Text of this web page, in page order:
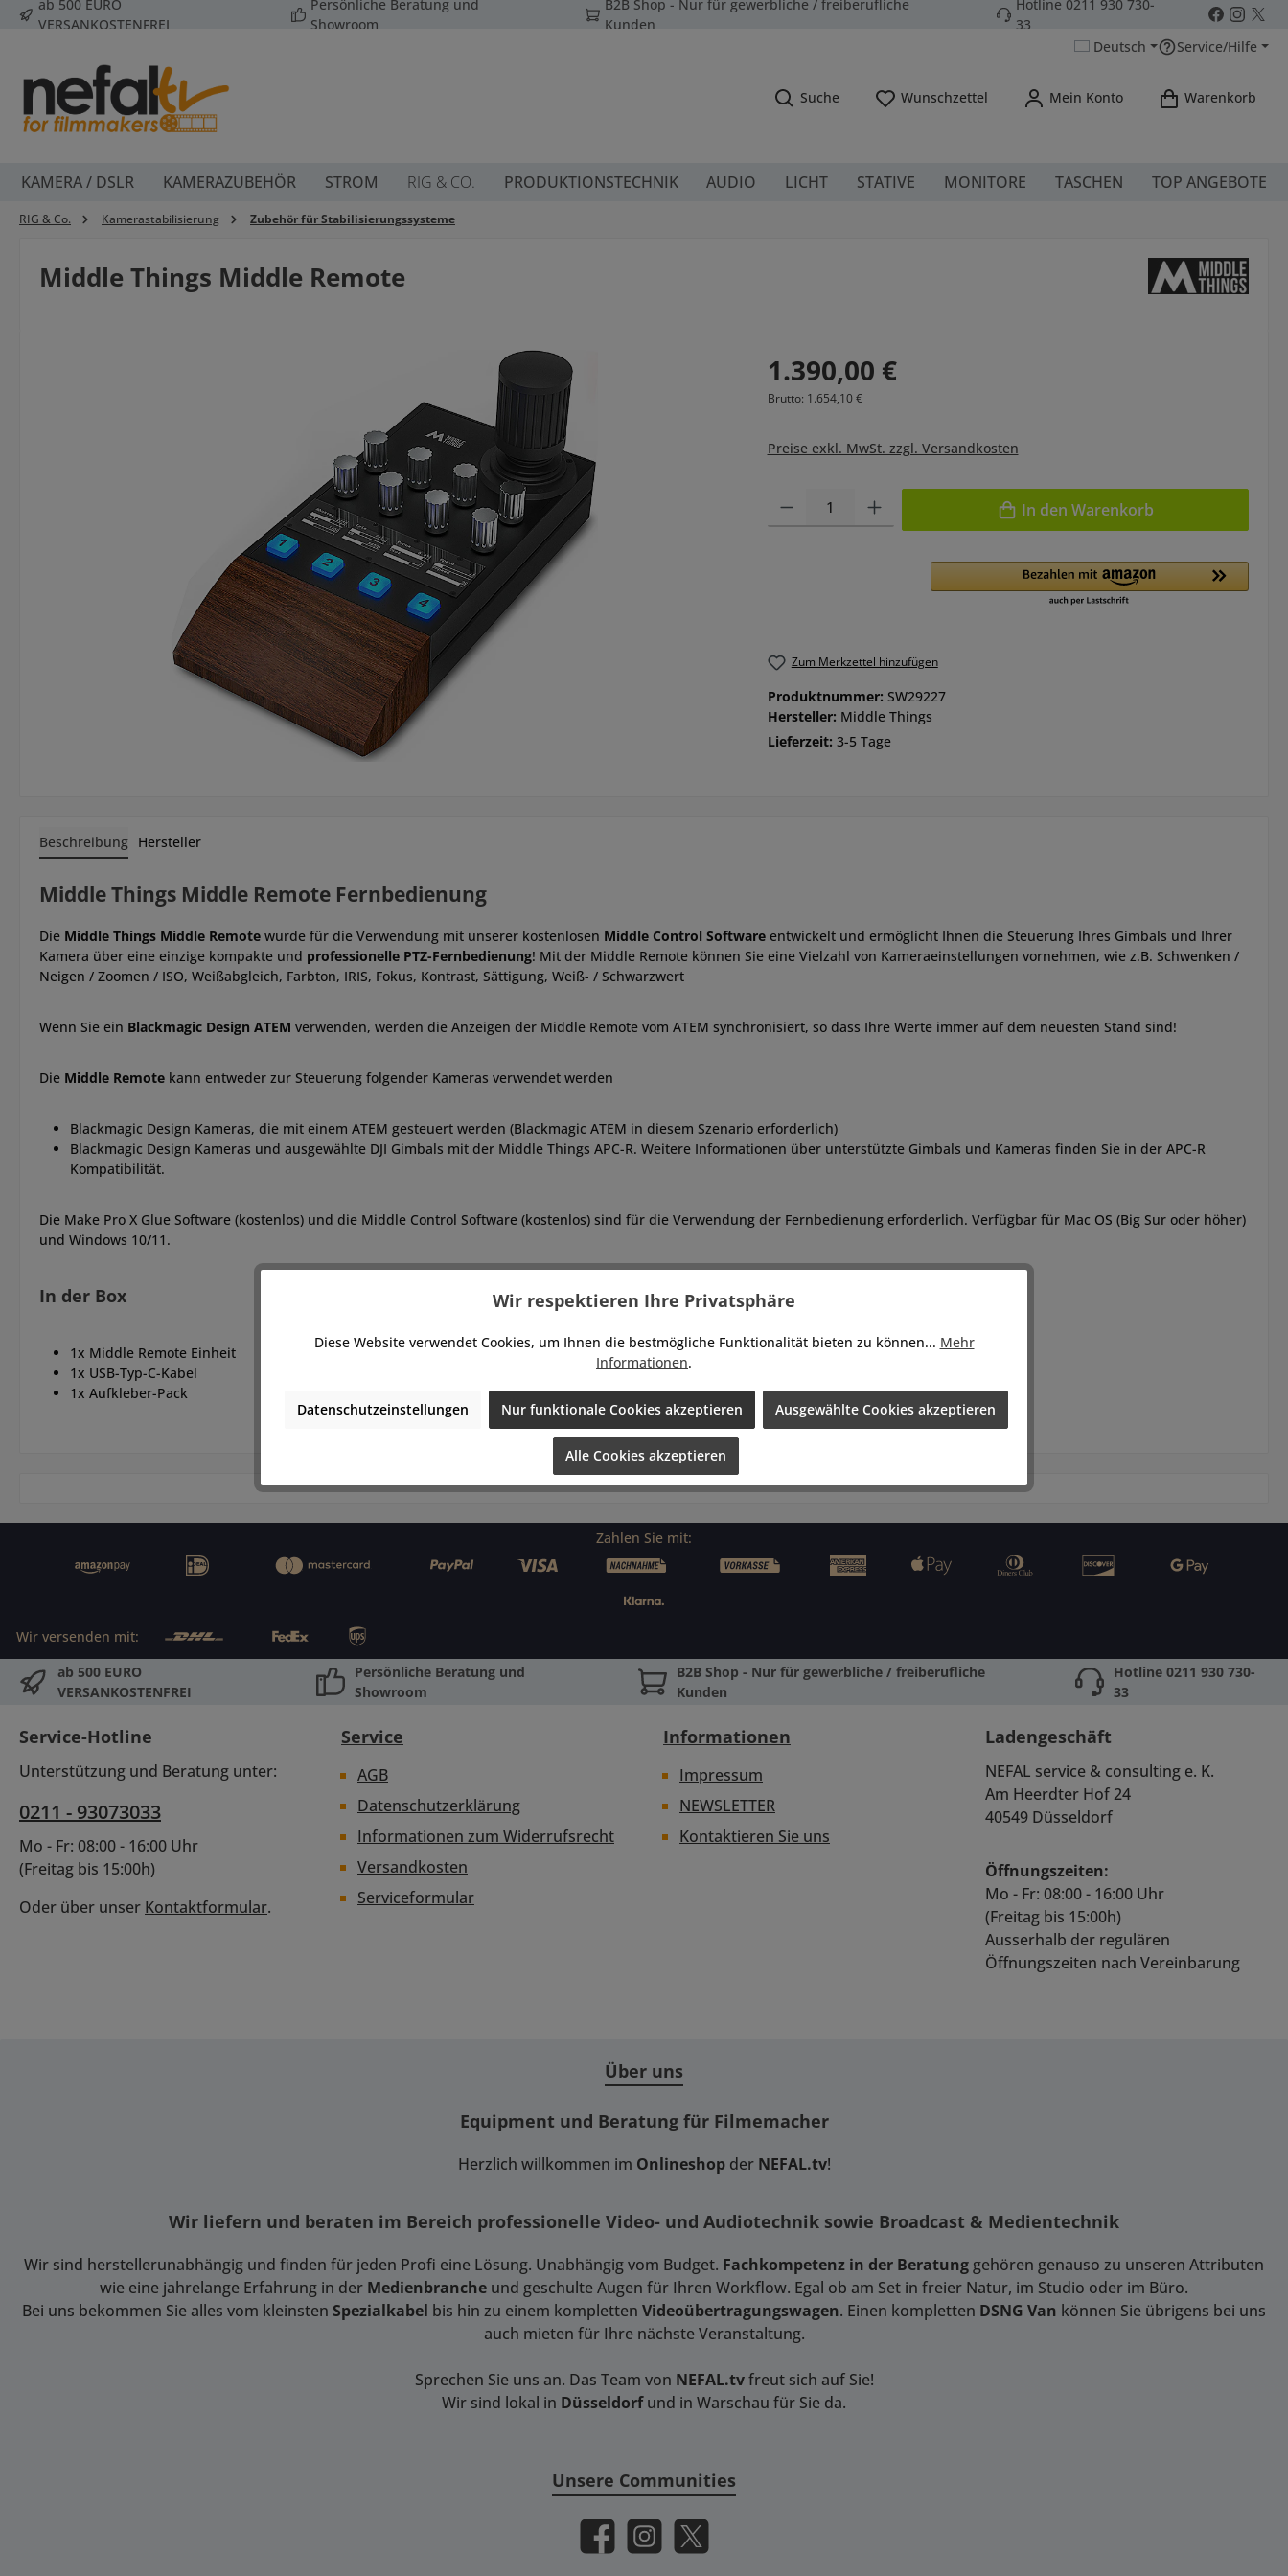
Hauptinhalt springen
Zur Suche springen
Zur Hauptnavigation springen
ab 500 EURO
VERSANKOSTENFREI
Persönliche Beratung und
Showroom
B2B Shop - Nur für gewerbliche / freiberufliche
Kunden
Hotline 0211 930 730-
33
Deutsch
Service/Hilfe
Suche Wunschzettel Du hast 0 Produkte auf dem Merkzettel
Mein Konto Warenkorb
KAMERA / DSLR KAMERAZUBEHÖR STROM RIG & CO. PRODUKTIONSTECHNIK AUDIO LICHT STATIVE MONITORE TASCHEN TOP ANGEBOTE
RIG & Co. Kamerastabilisierung Zubehör für Stabilisierungssysteme
Middle Things Middle Remote
Regulärer Preis:
1.390,00 €
Brutto: 1.654,10 €
Preise exkl. MwSt. zzgl. Versandkosten
Produkt Anzahl: Gib den gewünschten Wert ein oder benutze die
In den Warenkorb
Zum Merkzettel hinzufügen
Produktnummer: SW29227
Hersteller: Middle Things
Lieferzeit: 3-5 Tage
Beschreibung Hersteller
Middle Things Middle Remote Fernbedienung
Die Middle Things Middle Remote wurde für die Verwendung mit unserer kostenlosen Middle Control Software entwickelt und ermöglicht Ihnen die Steuerung Ihres Gimbals und Ihrer
Kamera über eine einzige kompakte und professionelle PTZ-Fernbedienung! Mit der Middle Remote können Sie eine Vielzahl von Kameraeinstellungen vornehmen, wie z.B. Schwenken /
Neigen / Zoomen / ISO, Weißabgleich, Farbton, IRIS, Fokus, Kontrast, Sättigung, Weiß- / Schwarzwert
Wenn Sie ein Blackmagic Design ATEM verwenden, werden die Anzeigen der Middle Remote vom ATEM synchronisiert, so dass Ihre Werte immer auf dem neuesten Stand sind!
Die Middle Remote kann entweder zur Steuerung folgender Kameras verwendet werden
Blackmagic Design Kameras, die mit einem ATEM gesteuert werden (Blackmagic ATEM in diesem Szenario erforderlich)
Blackmagic Design Kameras und ausgewählte DJI Gimbals mit der Middle Things APC-R. Weitere Informationen über unterstützte Gimbals und Kameras finden Sie in der APC-R
Kompatibilität.
Die Make Pro X Glue Software (kostenlos) und die Middle Control Software (kostenlos) sind für die Verwendung der Fernbedienung erforderlich. Verfügbar für Mac OS (Big Sur oder höher)
und Windows 10/11.
In der Box
1x Middle Remote Einheit
1x USB-Typ-C-Kabel
1x Aufkleber-Pack
Zahlen Sie mit:
Wir versenden mit:
ab 500 EURO
VERSANKOSTENFREI
Persönliche Beratung und
Showroom
B2B Shop - Nur für gewerbliche / freiberufliche
Kunden
Hotline 0211 930 730-
33
Service-Hotline
Unterstützung und Beratung unter:
0211 - 93073033
Mo - Fr: 08:00 - 16:00 Uhr
(Freitag bis 15:00h)
Oder über unser Kontaktformular.
Service
AGB
Datenschutzerklärung
Informationen zum Widerrufsrecht
Versandkosten
Serviceformular
Informationen
Impressum
NEWSLETTER
Kontaktieren Sie uns
Ladengeschäft
NEFAL service & consulting e. K.
Am Heerdter Hof 24
40549 Düsseldorf
Öffnungszeiten:
Mo - Fr: 08:00 - 16:00 Uhr
(Freitag bis 15:00h)
Ausserhalb der regulären
Öffnungszeiten nach Vereinbarung
Über uns
Equipment und Beratung für Filmemacher
Herzlich willkommen im Onlineshopder NEFAL.tv!
Wir liefern und beraten im Bereich professionelle Video- und Audiotechnik sowie Broadcast & Medientechnik
Wir sind herstellerunabhängig und finden für jeden Profi eine Lösung. Unabhängig vom Budget. Fachkompetenz in der Beratung gehören genauso zu unseren Attributen
wie eine jahrelange Erfahrung in der Medienbranche und geschulte Augen für Ihren Workflow. Egal ob am Set in freier Natur, im Studio oder im Büro.
Bei uns bekommen Sie alles vom kleinsten Spezialkabel bis hin zu einem kompletten Videoübertragungswagen. Einen kompletten DSNG Van können Sie übrigens bei uns
auch mieten für Ihre nächste Veranstaltung.
Sprechen Sie uns an. Das Team von NEFAL.tvfreut sich auf Sie!
Wir sind lokal in Düsseldorfund in Warschau für Sie da.
Unsere Communities
FacebookInstagramX / Twitter
Wir respektieren Ihre Privatsphäre
Diese Website verwendet Cookies, um Ihnen die bestmögliche Funktionalität bieten zu können... Mehr
Informationen.
Datenschutzeinstellungen Nur funktionale Cookies akzeptieren Ausgewählte Cookies akzeptieren
Alle Cookies akzeptieren